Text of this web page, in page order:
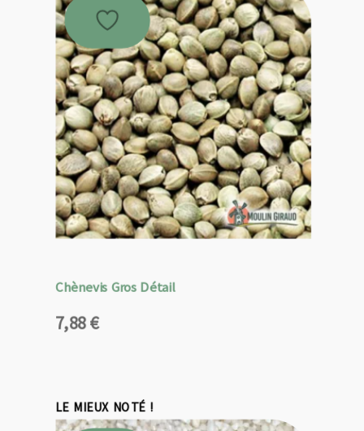
Chènevis Gros Détail
7,88€
LE MIEUX NOTÉ !